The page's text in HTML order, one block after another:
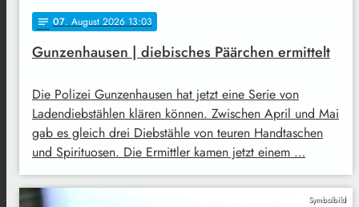
notes 07. August 2026 13:03
Gunzenhausen | diebisches Päärchen ermittelt
Die Polizei Gunzenhausen hat jetzt eine Serie von
Ladendiebstählen klären können. Zwischen April und Mai
gab es gleich drei Diebstähle von teuren Handtaschen
und Spirituosen. Die Ermittler kamen jetzt einem …
Symbolbild